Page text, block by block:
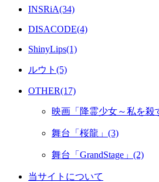
INSRiA(34)
DISACODE(4)
ShinyLips(1)
ルウト(5)
OTHER(17)
映画「降霊少女～私を殺
舞台「桜龍」(3)
舞台「GrandStage」(2)
当サイトについて